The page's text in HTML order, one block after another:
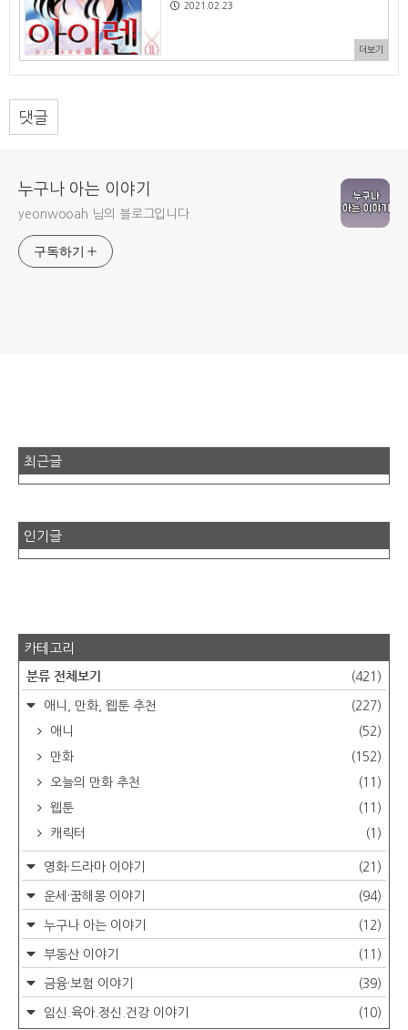
2021.02.23
더보기
댓글
누구나 아는 이야기
yeonwooah 님의 블로그입니다.
구독하기
최근글
인기글
카테고리
분류 전체보기 (421)
애니, 만화, 웹툰 추천
(227)
애니
(52)
만화
(152)
오늘의 만화 추천
(11)
웹툰
(11)
캐릭터
(1)
영화·드라마 이야기 (21)
운세·꿈해몽 이야기 (94)
누구나 아는 이야기 (12)
부동산 이야기 (11)
금융·보험 이야기 (39)
임신.육아.정신.건강 이야기 (10)